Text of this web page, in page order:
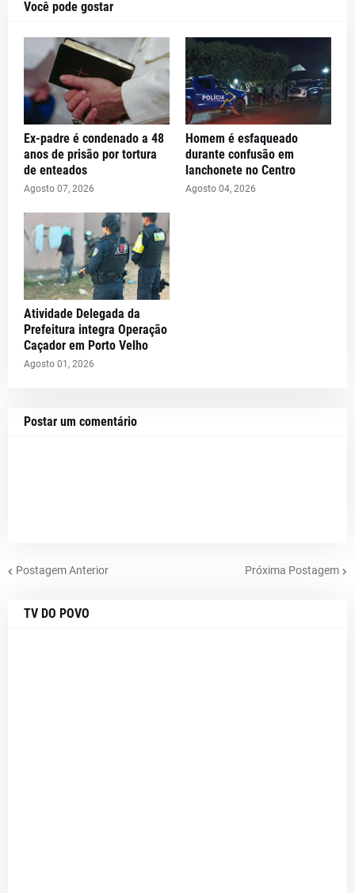
Você pode gostar
Ex-padre é condenado a 48
anos de prisão por tortura
de enteados
Agosto 07, 2026
Homem é esfaqueado
durante confusão em
lanchonete no Centro
Agosto 04, 2026
Atividade Delegada da
Prefeitura integra Operação
Caçador em Porto Velho
Agosto 01, 2026
Postar um comentário
Postagem Anterior Próxima Postagem
TV DO POVO